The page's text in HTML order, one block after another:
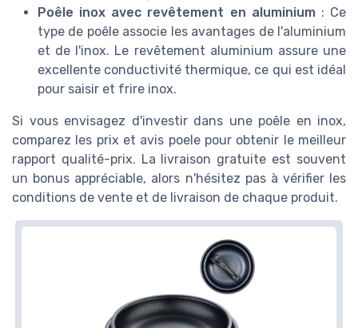
Poêle inox avec revêtement en aluminium: Ce
type de poêle associe les avantages de l'aluminium
et de l'inox. Le revêtement aluminium assure une
excellente conductivité thermique, ce qui est idéal
pour saisir et frire inox.
Si vous envisagez d'investir dans une poêle en inox,
comparez les prix et avis poele pour obtenir le meilleur
rapport qualité-prix. La livraison gratuite est souvent
un bonus appréciable, alors n'hésitez pas à vérifier les
conditions de vente et de livraison de chaque produit.